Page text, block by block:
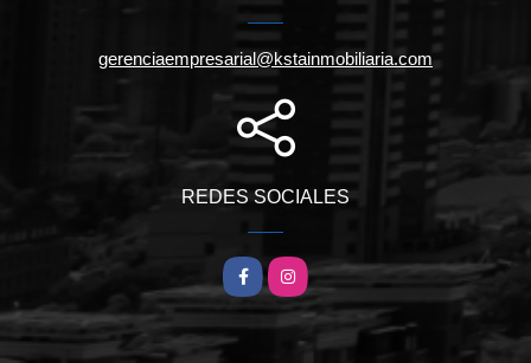
gerenciaempresarial@kstainmobiliaria.com
REDES SOCIALES
FacebookInstagram